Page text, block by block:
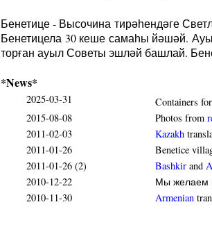
Бенетице - Высочина тирәһендәге
Бенетицела 30 кеше самаһы йәшәй.
торған ауыл Советы эшләй башлай.
*News*
2025-03-31 Containers
2015-08-08
Photos from
2011-02-03
Kazakh
2011-01-26
Benetice
2011-01-26 (2)
Bashkir and
2010-12-22
Мы желаем
2010-11-30
Armenian